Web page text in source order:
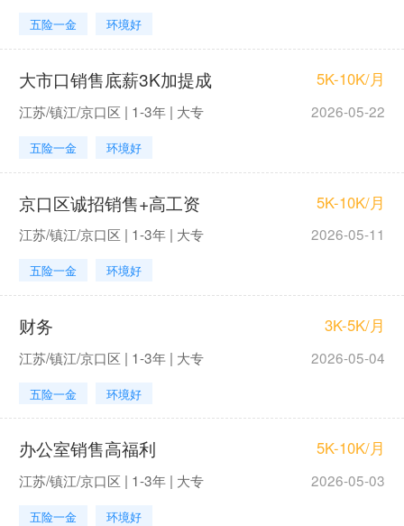
五险一金 环境好
大市口销售底薪3K加提成 5K-10K/月
江苏/镇江/京口区 | 1-3年 | 大专 2026-05-22
五险一金 环境好
京口区诚招销售+高工资 5K-10K/月
江苏/镇江/京口区 | 1-3年 | 大专 2026-05-11
五险一金 环境好
财务 3K-5K/月
江苏/镇江/京口区 | 1-3年 | 大专 2026-05-04
五险一金 环境好
办公室销售高福利 5K-10K/月
江苏/镇江/京口区 | 1-3年 | 大专 2026-05-03
五险一金 环境好